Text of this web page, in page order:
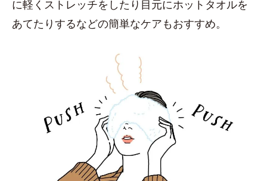
に軽くストレッチをしたり目元にホットタオルを
あてたりするなどの簡単なケアもおすすめ。